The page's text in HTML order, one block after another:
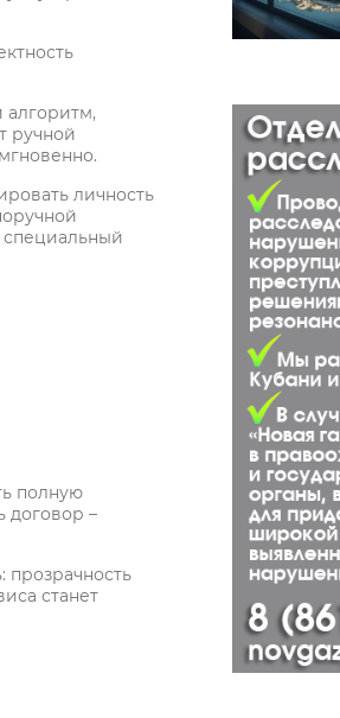
алгоритм,
ручной
личность
полную
договор –
станет